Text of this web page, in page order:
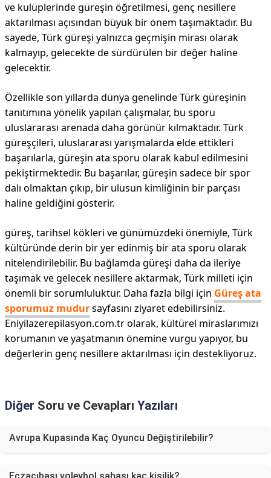
ve kulüplerinde güreşin öğretilmesi, genç nesillere
aktarılması açısından büyük bir önem taşımaktadır. Bu
sayede, Türk güreşi yalnızca geçmişin mirası olarak
kalmayıp, gelecekte de sürdürülen bir değer haline
gelecektir.
Özellikle son yıllarda dünya genelinde Türk güreşinin
tanıtımına yönelik yapılan çalışmalar, bu sporu
uluslararası arenada daha görünür kılmaktadır. Türk
güreşçileri, uluslararası yarışmalarda elde ettikleri
başarılarla, güreşin ata sporu olarak kabul edilmesini
pekiştirmektedir. Bu başarılar, güreşin sadece bir spor
dalı olmaktan çıkıp, bir ulusun kimliğinin bir parçası
haline geldiğini gösterir.
güreş, tarihsel kökleri ve günümüzdeki önemiyle, Türk
kültüründe derin bir yer edinmiş bir ata sporu olarak
nitelendirilebilir. Bu bağlamda güreşi daha da ileriye
taşımak ve gelecek nesillere aktarmak, Türk milleti için
önemli bir sorumluluktur. Daha fazla bilgi için Güreş ata
sporumuz mudursayfasını ziyaret edebilirsiniz.
Eniyilazerepilasyon.com.tr olarak, kültürel miraslarımızı
korumanın ve yaşatmanın önemine vurgu yapıyor, bu
değerlerin genç nesillere aktarılması için destekliyoruz.
Diğer Soru ve Cevapları Yazıları
Avrupa Kupasında Kaç Oyuncu Değiştirilebilir?